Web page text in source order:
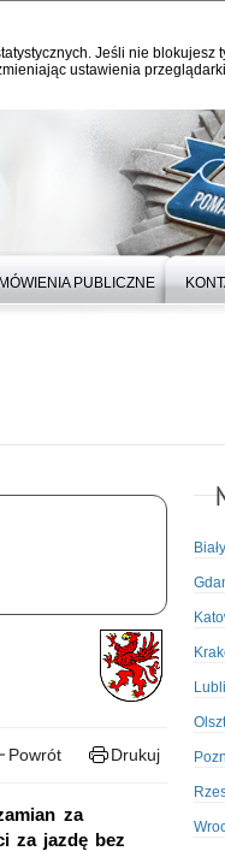
Jeśli nie blokujesz
ustawienia
PUBLICZNE
Powrót Drukuj
za
za jazdę bez